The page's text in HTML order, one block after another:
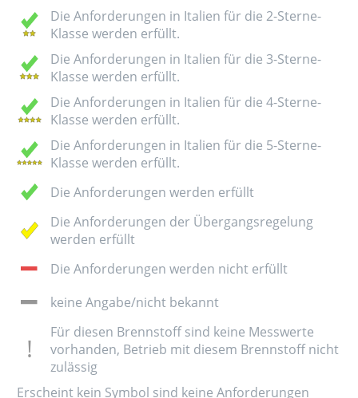
Die Anforderungen in Italien für die 2-Sterne-
Klasse werden erfüllt.
Die Anforderungen in Italien für die 3-Sterne-
Klasse werden erfüllt.
Die Anforderungen in Italien für die 4-Sterne-
Klasse werden erfüllt.
Die Anforderungen in Italien für die 5-Sterne-
Klasse werden erfüllt.
Die Anforderungen werden erfüllt
Die Anforderungen der Übergangsregelung
werden erfüllt
Die Anforderungen werden nicht erfüllt
keine Angabe/nicht bekannt
Für diesen Brennstoff sind keine Messwerte
vorhanden, Betrieb mit diesem Brennstoff nicht
zulässig
Erscheint kein Symbol sind keine Anforderungen